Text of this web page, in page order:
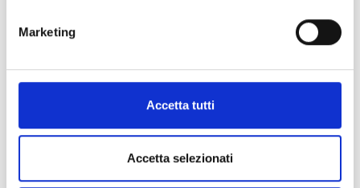
Marketing
Accetta tutti
Accetta selezionati
Milano
KEYWORDS
urbana, societal innovation, welfare locale.